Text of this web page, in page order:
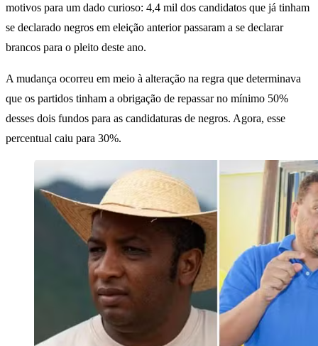
motivos para um dado curioso: 4,4 mil dos candidatos que já tinham
se declarado negros em eleição anterior passaram a se declarar
brancos para o pleito deste ano.
A mudança ocorreu em meio à alteração na regra que determinava
que os partidos tinham a obrigação de repassar no mínimo 50%
desses dois fundos para as candidaturas de negros. Agora, esse
percentual caiu para 30%.